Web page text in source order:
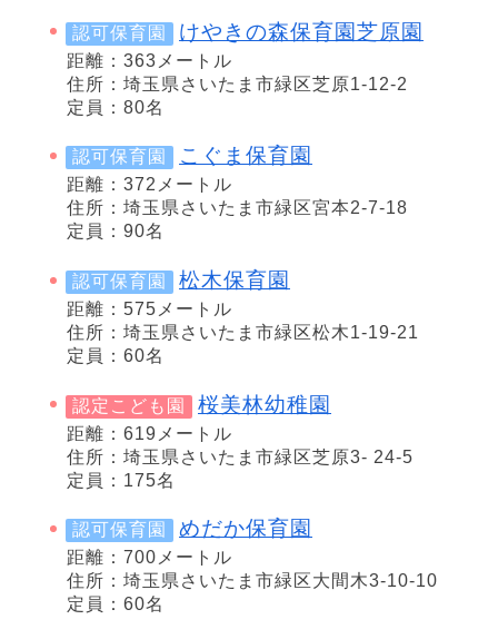
認可保育園 けやきの森保育園芝原園
距離：363メートル
住所：埼玉県さいたま市緑区芝原1-12-2
定員：80名
認可保育園 こぐま保育園
距離：372メートル
住所：埼玉県さいたま市緑区宮本2-7-18
定員：90名
認可保育園 松木保育園
距離：575メートル
住所：埼玉県さいたま市緑区松木1-19-21
定員：60名
認定こども園 桜美林幼稚園
距離：619メートル
住所：埼玉県さいたま市緑区芝原3- 24-5
定員：175名
認可保育園 めだか保育園
距離：700メートル
住所：埼玉県さいたま市緑区大間木3-10‐10
定員：60名